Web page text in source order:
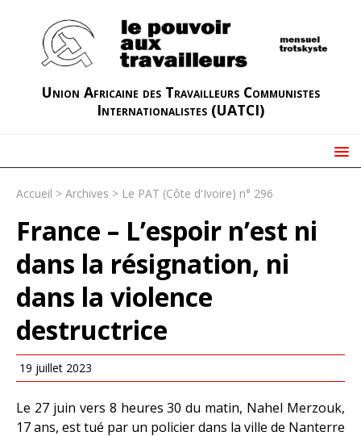
Union Africaine des Travailleurs Communistes
Internationalistes (UATCI)
Accueil > Archives > Le PAT (Côte d'Ivoire) n° 296
France – L’espoir n’est ni
dans la résignation, ni
dans la violence
destructrice
19 juillet 2023
Le 27 juin vers 8 heures 30 du matin, Nahel Merzouk,
17 ans, est tué par un policier dans la ville de Nanterre